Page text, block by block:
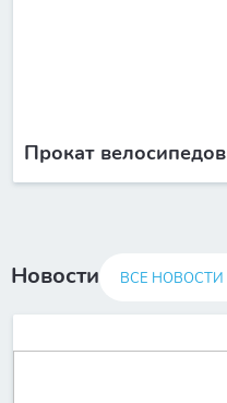
Прокат велосипедов
Новости ВСЕ НОВОСТИ